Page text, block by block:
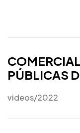
PÚBLICAS
videos/2022